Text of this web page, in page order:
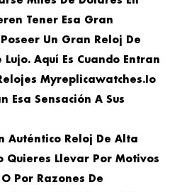
Tener Esa Gran
Un Gran Reloj De
Lujo. Aquí Es Cuando Entran
Myreplicawatches.io
Esa Sensación A Sus
Auténtico Reloj De Alta
Quieres Llevar Por Motivos
Por Razones De